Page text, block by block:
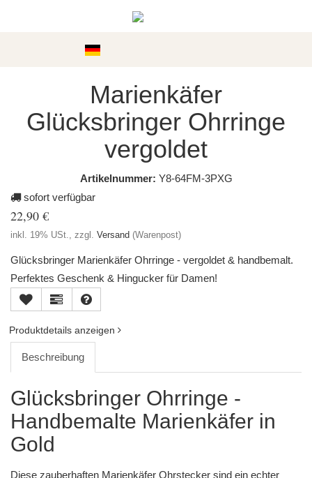
Marienkäfer
Glücksbringer Ohrringe
vergoldet
Artikelnummer: Y8-64FM-3PXG
sofort verfügbar
22,90 €
inkl. 19% USt., zzgl. Versand (Warenpost)
Glücksbringer Marienkäfer Ohrringe - vergoldet & handbemalt.
Perfektes Geschenk & Hingucker für Damen!
Produktdetails anzeigen
Beschreibung
Glücksbringer Ohrringe -
Handbemalte Marienkäfer in
Gold
Diese zauberhaften Marienkäfer Ohrstecker sind ein echter